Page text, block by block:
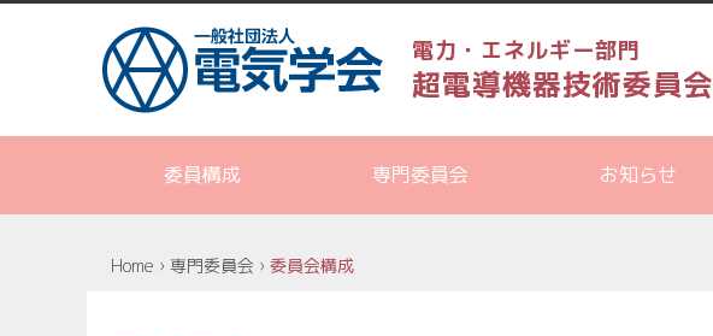
電力・エネルギー部門
超電導機器技術委員会
委員構成 専門委員会 お知らせ
Home › 専門委員会 › 委員会構成